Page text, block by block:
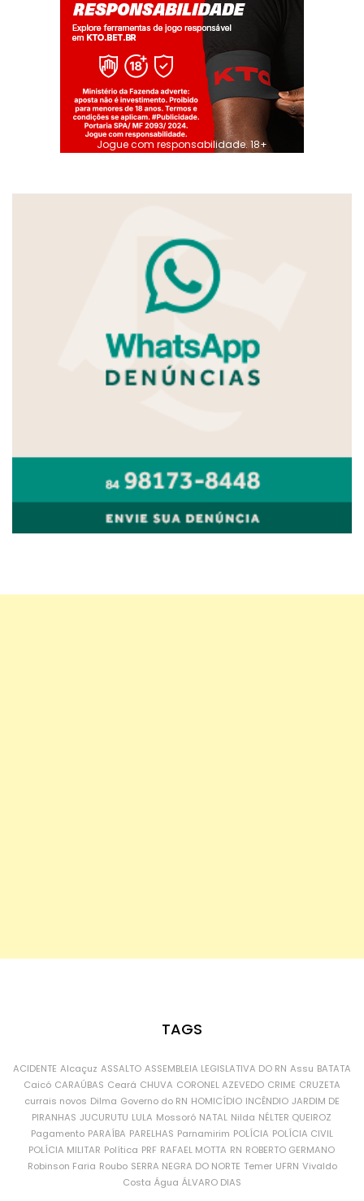
Jogue com responsabilidade. 18+
TAGS
ACIDENTE Alcaçuz ASSALTO ASSEMBLEIA LEGISLATIVA DO RN Assu BATATA
Caicó CARAÚBAS Ceará CHUVA CORONEL AZEVEDO CRIME CRUZETA
currais novos Dilma Governo do RN HOMICÍDIO INCÊNDIO JARDIM DE
PIRANHAS JUCURUTU LULA Mossoró NATAL Nilda NÉLTER QUEIROZ
Pagamento PARAÍBA PARELHAS Parnamirim POLÍCIA POLÍCIA CIVIL
POLÍCIA MILITAR Política PRF RAFAEL MOTTA RN ROBERTO GERMANO
Robinson Faria Roubo SERRA NEGRA DO NORTE Temer UFRN Vivaldo
Costa Água ÁLVARO DIAS